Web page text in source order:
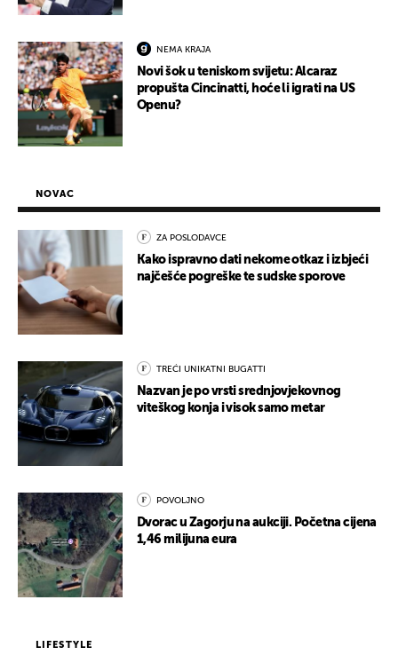
NEMA KRAJA
Novi šok u teniskom svijetu: Alcaraz
propušta Cincinatti, hoće li igrati na US
Openu?
NOVAC
ZA POSLODAVCE
Kako ispravno dati nekome otkaz i izbjeći
najčešće pogreške te sudske sporove
TREĆI UNIKATNI BUGATTI
Nazvan je po vrsti srednjovjekovnog
viteškog konja i visok samo metar
POVOLJNO
Dvorac u Zagorju na aukciji. Početna cijena
1,46 milijuna eura
LIFESTYLE